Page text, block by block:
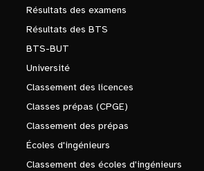
Résultats des examens
Résultats des BTS
BTS-BUT
Université
Classement des licences
Classes prépas (CPGE)
Classement des prépas
Écoles d'ingénieurs
Classement des écoles d'ingénieurs